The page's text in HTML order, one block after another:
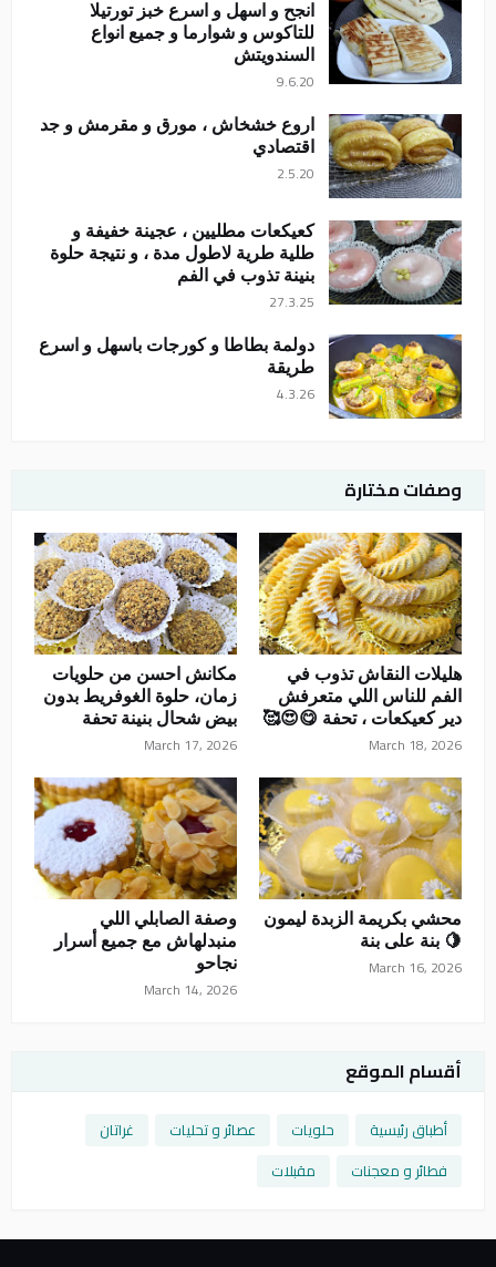
انجح و اسهل و اسرع خبز تورتيلا
للتاكوس و شوارما و جميع انواع
السندويتش
9.6.20
اروع خشخاش ، مورق و مقرمش و جد
اقتصادي
2.5.20
كعيكعات مطليين ، عجينة خفيفة و
طلية طرية لاطول مدة ، و نتيجة حلوة
بنينة تذوب في الفم
27.3.25
دولمة بطاطا و كورجات باسهل و اسرع
طريقة
4.3.26
وصفات مختارة
هليلات النقاش تذوب في
الفم للناس اللي متعرفش
دير كعيكعات ، تحفة 😋😍🥰
March 18, 2026
مكانش احسن من حلويات
زمان، حلوة الغوفريط بدون
بيض شحال بنينة تحفة
March 17, 2026
محشي بكريمة الزبدة ليمون
🍋 بنة على بنة
March 16, 2026
وصفة الصابلي اللي
منبدلهاش مع جميع أسرار
نجاحو
March 14, 2026
أقسام الموقع
أطباق رئيسية حلويات عصائر و تحليات
غراتان
فطائر و معجنات
مقبلات